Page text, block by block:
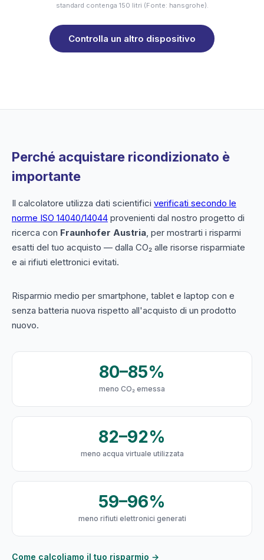
standard contenga 150 litri (Fonte: hansgrohe).
Controlla un altro dispositivo
Perché acquistare ricondizionato è
importante
Il calcolatore utilizza dati scientifici verificati secondo le
norme ISO 14040/14044 provenienti dal nostro progetto di
ricerca con Fraunhofer Austria, per mostrarti i risparmi
esatti del tuo acquisto — dalla CO₂ alle risorse risparmiate
e ai rifiuti elettronici evitati.
Risparmio medio per smartphone, tablet e laptop con e
senza batteria nuova rispetto all'acquisto di un prodotto
nuovo.
80–85%
meno CO₂ emessa
82–92%
meno acqua virtuale utilizzata
59–96%
meno rifiuti elettronici generati
Come calcoliamo il tuo risparmio →